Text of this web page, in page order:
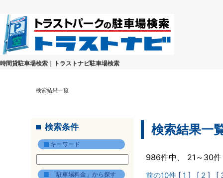
時間貸駐車場検索｜トラストナビ駐車場検索
検索結果一覧
検索条件
キーワード
「駐車場料金」から探す
検索結果一
986件中、 21～30
前の10件 [ 1 ] [ 2 ] [